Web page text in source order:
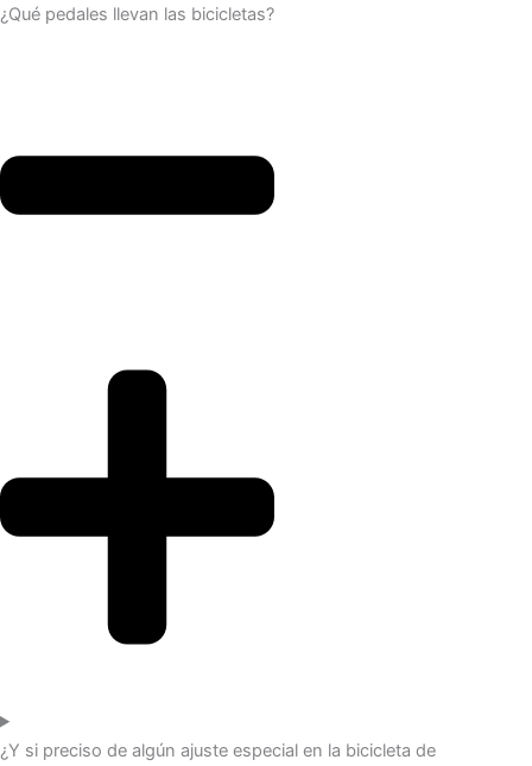
¿Qué pedales llevan las bicicletas?
¿Y si preciso de algún ajuste especial en la bicicleta de